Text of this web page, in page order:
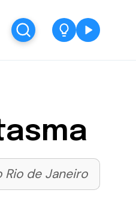
de Janeiro